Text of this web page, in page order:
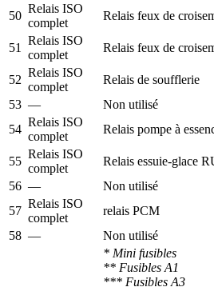
50
Relais ISO
complet
Relais feux de
51
Relais ISO
complet
Relais feux de
52
Relais ISO
complet
Relais de soufflerie
53 —
Non utilisé
54
Relais ISO
complet
Relais pompe à
55
Relais ISO
complet
Relais essuie-glace
56 —
Non utilisé
57
Relais ISO
complet
relais PCM
58 —
Non utilisé
* Mini fusibles
** Fusibles A1
*** Fusibles A3